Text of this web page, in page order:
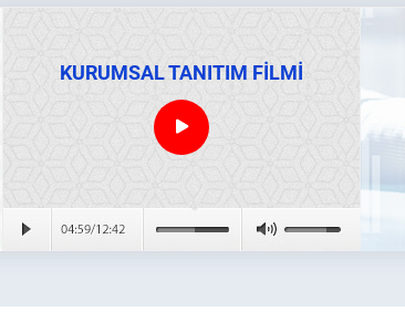
KURUMSAL TANITIM FİLMİ